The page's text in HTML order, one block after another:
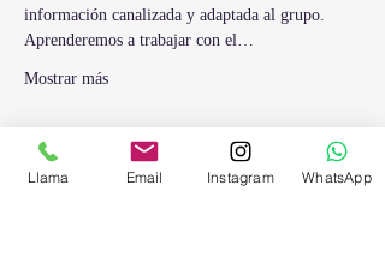
información canalizada y adaptada al grupo.
Aprenderemos a trabajar con el…
Mostrar más
Entradas
Llama Email Instagram WhatsApp